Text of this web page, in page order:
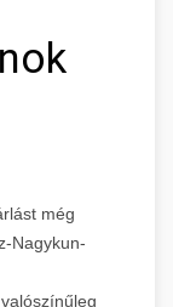
még
Nagykun-